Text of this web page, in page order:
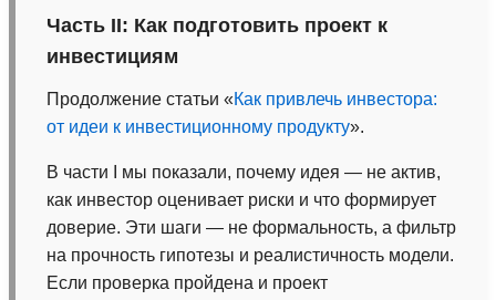
Часть II: Как подготовить проект к
инвестициям
Продолжение статьи «Как привлечь инвестора:
от идеи к инвестиционному продукту».
В части I мы показали, почему идея — не актив,
как инвестор оценивает риски и что формирует
доверие. Эти шаги — не формальность, а фильтр
на прочность гипотезы и реалистичность модели.
Если проверка пройдена и проект